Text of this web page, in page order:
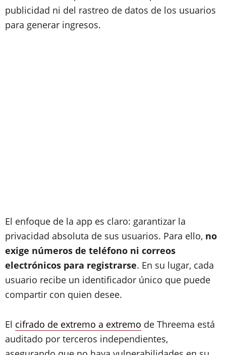
publicidad ni del rastreo de datos de los usuarios
para generar ingresos.
El enfoque de la app es claro: garantizar la
privacidad absoluta de sus usuarios. Para ello, no
exige números de teléfono ni correos
electrónicos para registrarse. En su lugar, cada
usuario recibe un identificador único que puede
compartir con quien desee.
El cifrado de extremo a extremo de Threema está
auditado por terceros independientes,